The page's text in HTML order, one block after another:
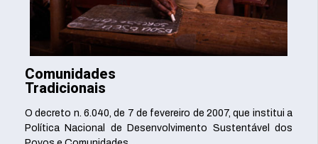
Comunidades
Tradicionais
O decreto n. 6.040, de 7 de fevereiro de 2007, que institui a
Política Nacional de Desenvolvimento Sustentável dos